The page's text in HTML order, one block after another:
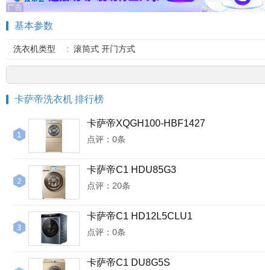
基本参数
洗衣机类型 : 滚筒式 开门方式
卡萨帝洗衣机 排行榜
卡萨帝XQGH100-HBF1427
点评：0条
卡萨帝C1 HDU85G3
点评：20条
卡萨帝C1 HD12L5CLU1
点评：0条
卡萨帝C1 DU8G5S